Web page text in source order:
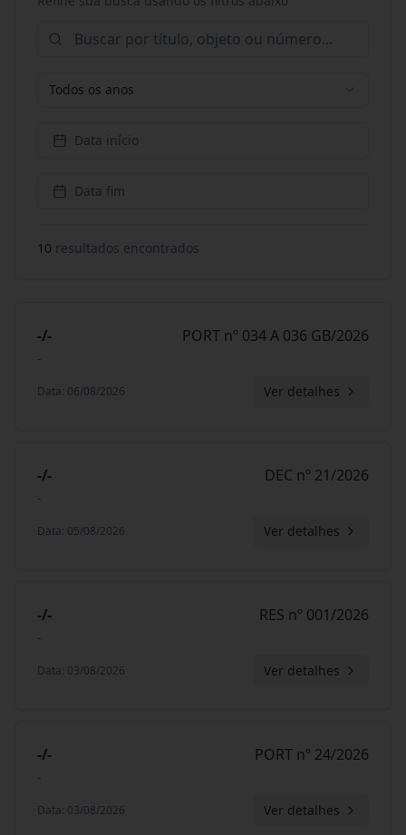
Todos os anos
Data início
Data fim
10 resultados encontrados
-/-
-
PORT nº 034 A 036 GB/2026
Data: 06/08/2026 Ver detalhes
-/-
-
DEC nº 21/2026
Data: 05/08/2026 Ver detalhes
-/-
-
RES nº 001/2026
Data: 03/08/2026 Ver detalhes
-/-
-
PORT nº 24/2026
Data: 03/08/2026 Ver detalhes